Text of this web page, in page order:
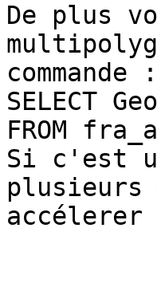
De plus
commande :
SELECT
FROM
Si c'est
plusieurs